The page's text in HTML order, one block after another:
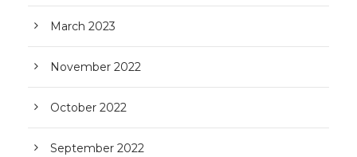
March 2023
November 2022
October 2022
September 2022